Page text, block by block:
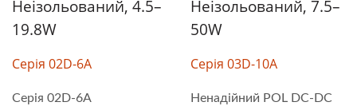
Неізольований, 4.5–
19.8W
Серія 02D-6A
Серія 02D-6A
Неізольований, 7.5–
50W
Серія 03D-10A
Ненадійний POL DC-DC